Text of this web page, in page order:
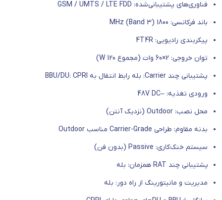
فناوری‌های پشتیبانی‌شده: GSM / UMTS / LTE FDD
باند فرکانسی: 1800 MHz (Band 3)
پیکربندی رادیویی: 4T4R
توان خروجی: 2×60 وات (مجموع 120 W)
پشتیبانی چند Carrier: بله
رابط انتقال به BBU/DU: CPRI
ورودی تغذیه: –48V DC
محل نصب: Outdoor (نزدیک آنتن)
بدنه مقاوم: طراحی Carrier-Grade مناسب Outdoor
سیستم خنک‌کاری: Passive (بدون فن)
پشتیبانی چند RAT همزمان: بله
مدیریت و مانیتورینگ از راه دور: بله